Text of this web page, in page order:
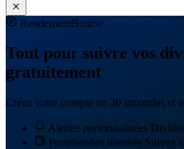
RendementBourse
Tout pour suivre vos
gratuitement
Créez votre compte en 30 secondes et
Alertes personnalisées
Portefeuilles illimités Suivez